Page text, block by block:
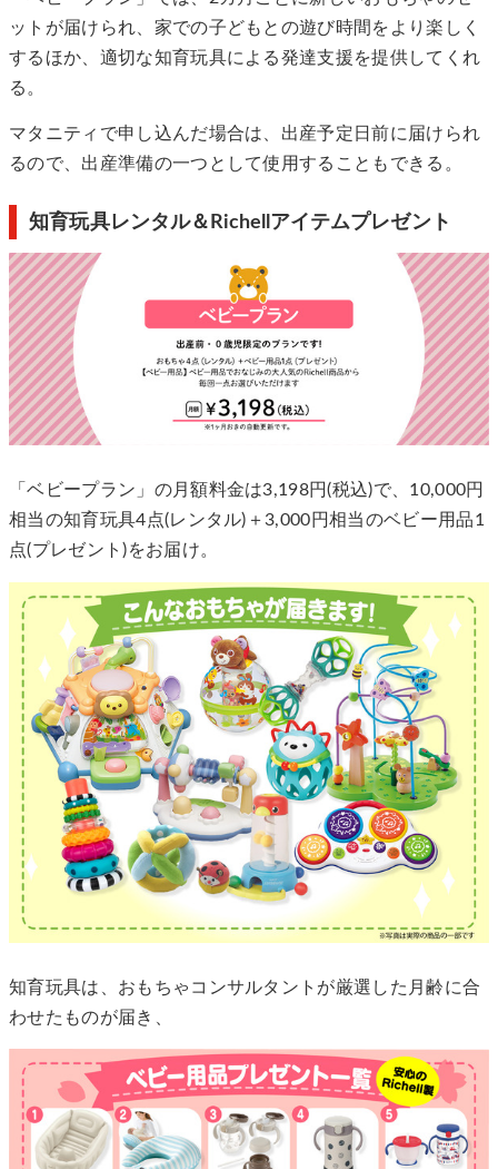
ットが届けられ、家での子どもとの遊び時間をより楽しく
するほか、適切な知育玩具による発達支援を提供してくれ
る。
マタニティで申し込んだ場合は、出産予定日前に届けられ
るので、出産準備の一つとして使用することもできる。
知育玩具レンタル＆Richellアイテムプレゼント
「ベビープラン」の月額料金は3,198円(税込)で、10,000円
相当の知育玩具4点(レンタル)＋3,000円相当のベビー用品1
点(プレゼント)をお届け。
知育玩具は、おもちゃコンサルタントが厳選した月齢に合
わせたものが届き、